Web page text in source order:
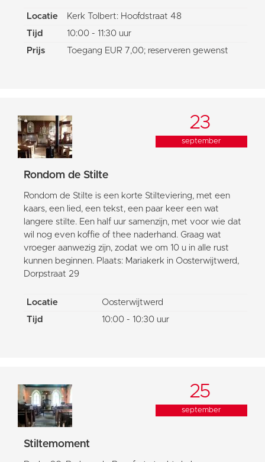
Locatie
Kerk Tolbert: Hoofdstraat 48
Tijd
10:00 - 11:30 uur
Prijs
Toegang EUR 7,00; reserveren gewenst
23
september
Rondom de Stilte
Rondom de Stilte is een korte Stilteviering, met een
kaars, een lied, een tekst, een paar keer een wat
langere stilte. Een half uur samenzijn, met voor wie dat
wil nog even koffie of thee naderhand. Graag wat
vroeger aanwezig zijn, zodat we om 10 u in alle rust
kunnen beginnen. Plaats: Mariakerk in Oosterwijtwerd,
Dorpstraat 29
Locatie
Oosterwijtwerd
Tijd
10:00 - 10:30 uur
25
september
Stiltemoment